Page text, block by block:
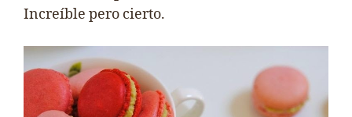
Increíble pero cierto.